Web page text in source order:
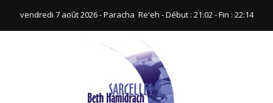
vendredi 7 août 2026 - Paracha ‪ Re'eh‬ - Début : 21:02‬ - Fin : ‪22:14‬